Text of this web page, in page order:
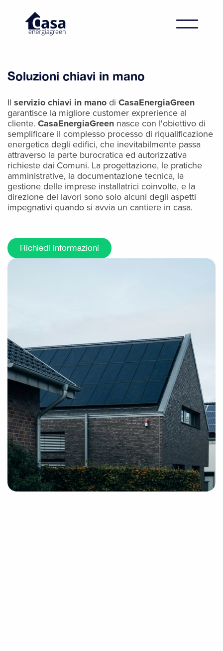
Soluzioni chiavi in mano
Il servizio chiavi in mano di CasaEnergiaGreen
garantisce la migliore customer exprerience al
cliente. CasaEnergiaGreen nasce con l'obiettivo di
semplificare il complesso processo di riqualificazione
energetica degli edifici, che inevitabilmente passa
attraverso la parte burocratica ed autorizzativa
richieste dai Comuni. La progettazione, le pratiche
amministrative, la documentazione tecnica, la
gestione delle imprese installatrici coinvolte, e la
direzione dei lavori sono solo alcuni degli aspetti
impegnativi quando si avvia un cantiere in casa.
Richiedi informazioni